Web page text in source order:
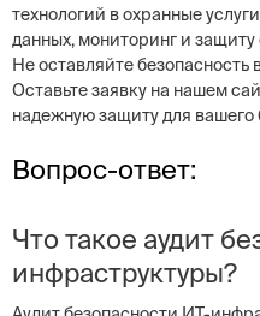
технологий в охранные
данных, мониторинг и защиту
Не оставляйте
Оставьте заявку на нашем
надежную защиту для вашего
Вопрос-ответ:
Что такое аудит
инфраструктуры?